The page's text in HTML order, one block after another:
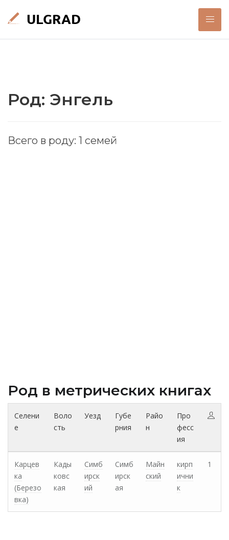
Род: Энгель
Всего в роду: 1 семей
Род в метрических книгах
Селени
е
Воло
сть
Уезд
Губе
рния
Райо
н
Про
фесс
ия
Карцев
ка
(Березо
вка)
Кады
ковс
кая
Симб
ирск
ий
Симб
ирск
ая
Майн
ский
кирп
ични
к
1